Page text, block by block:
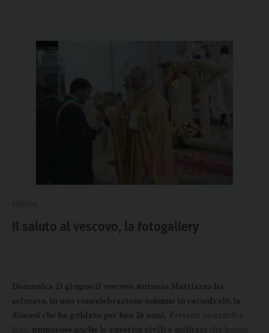
Il saluto al vescovo, la fotogallery
Domenica 21 giugno il vescovo Antonio Mattiazzo ha
salutato, in una concelebrazione solenne in cattedrale, la
diocesi che ha guidato per ben 26 anni . Presenti sacerdoti e
laici, numerose anche le autorità civili e militari che hanno